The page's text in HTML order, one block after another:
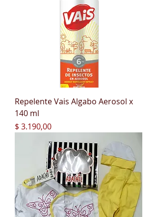
Repelente Vais Algabo Aerosol x
140 ml
Precio
$ 3.190,00